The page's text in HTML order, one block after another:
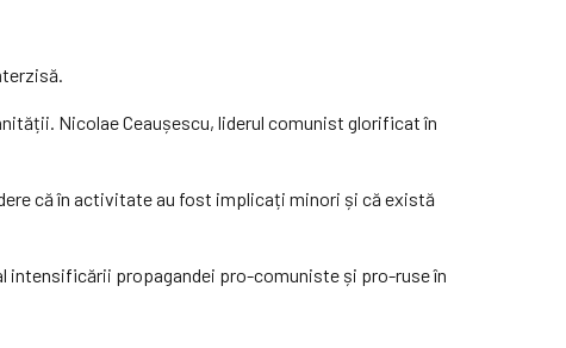
Nicolae Ceaușescu, liderul comunist glorificat în
că în activitate au fost implicați minori și că există
intensificării propagandei pro-comuniste și pro-ruse în